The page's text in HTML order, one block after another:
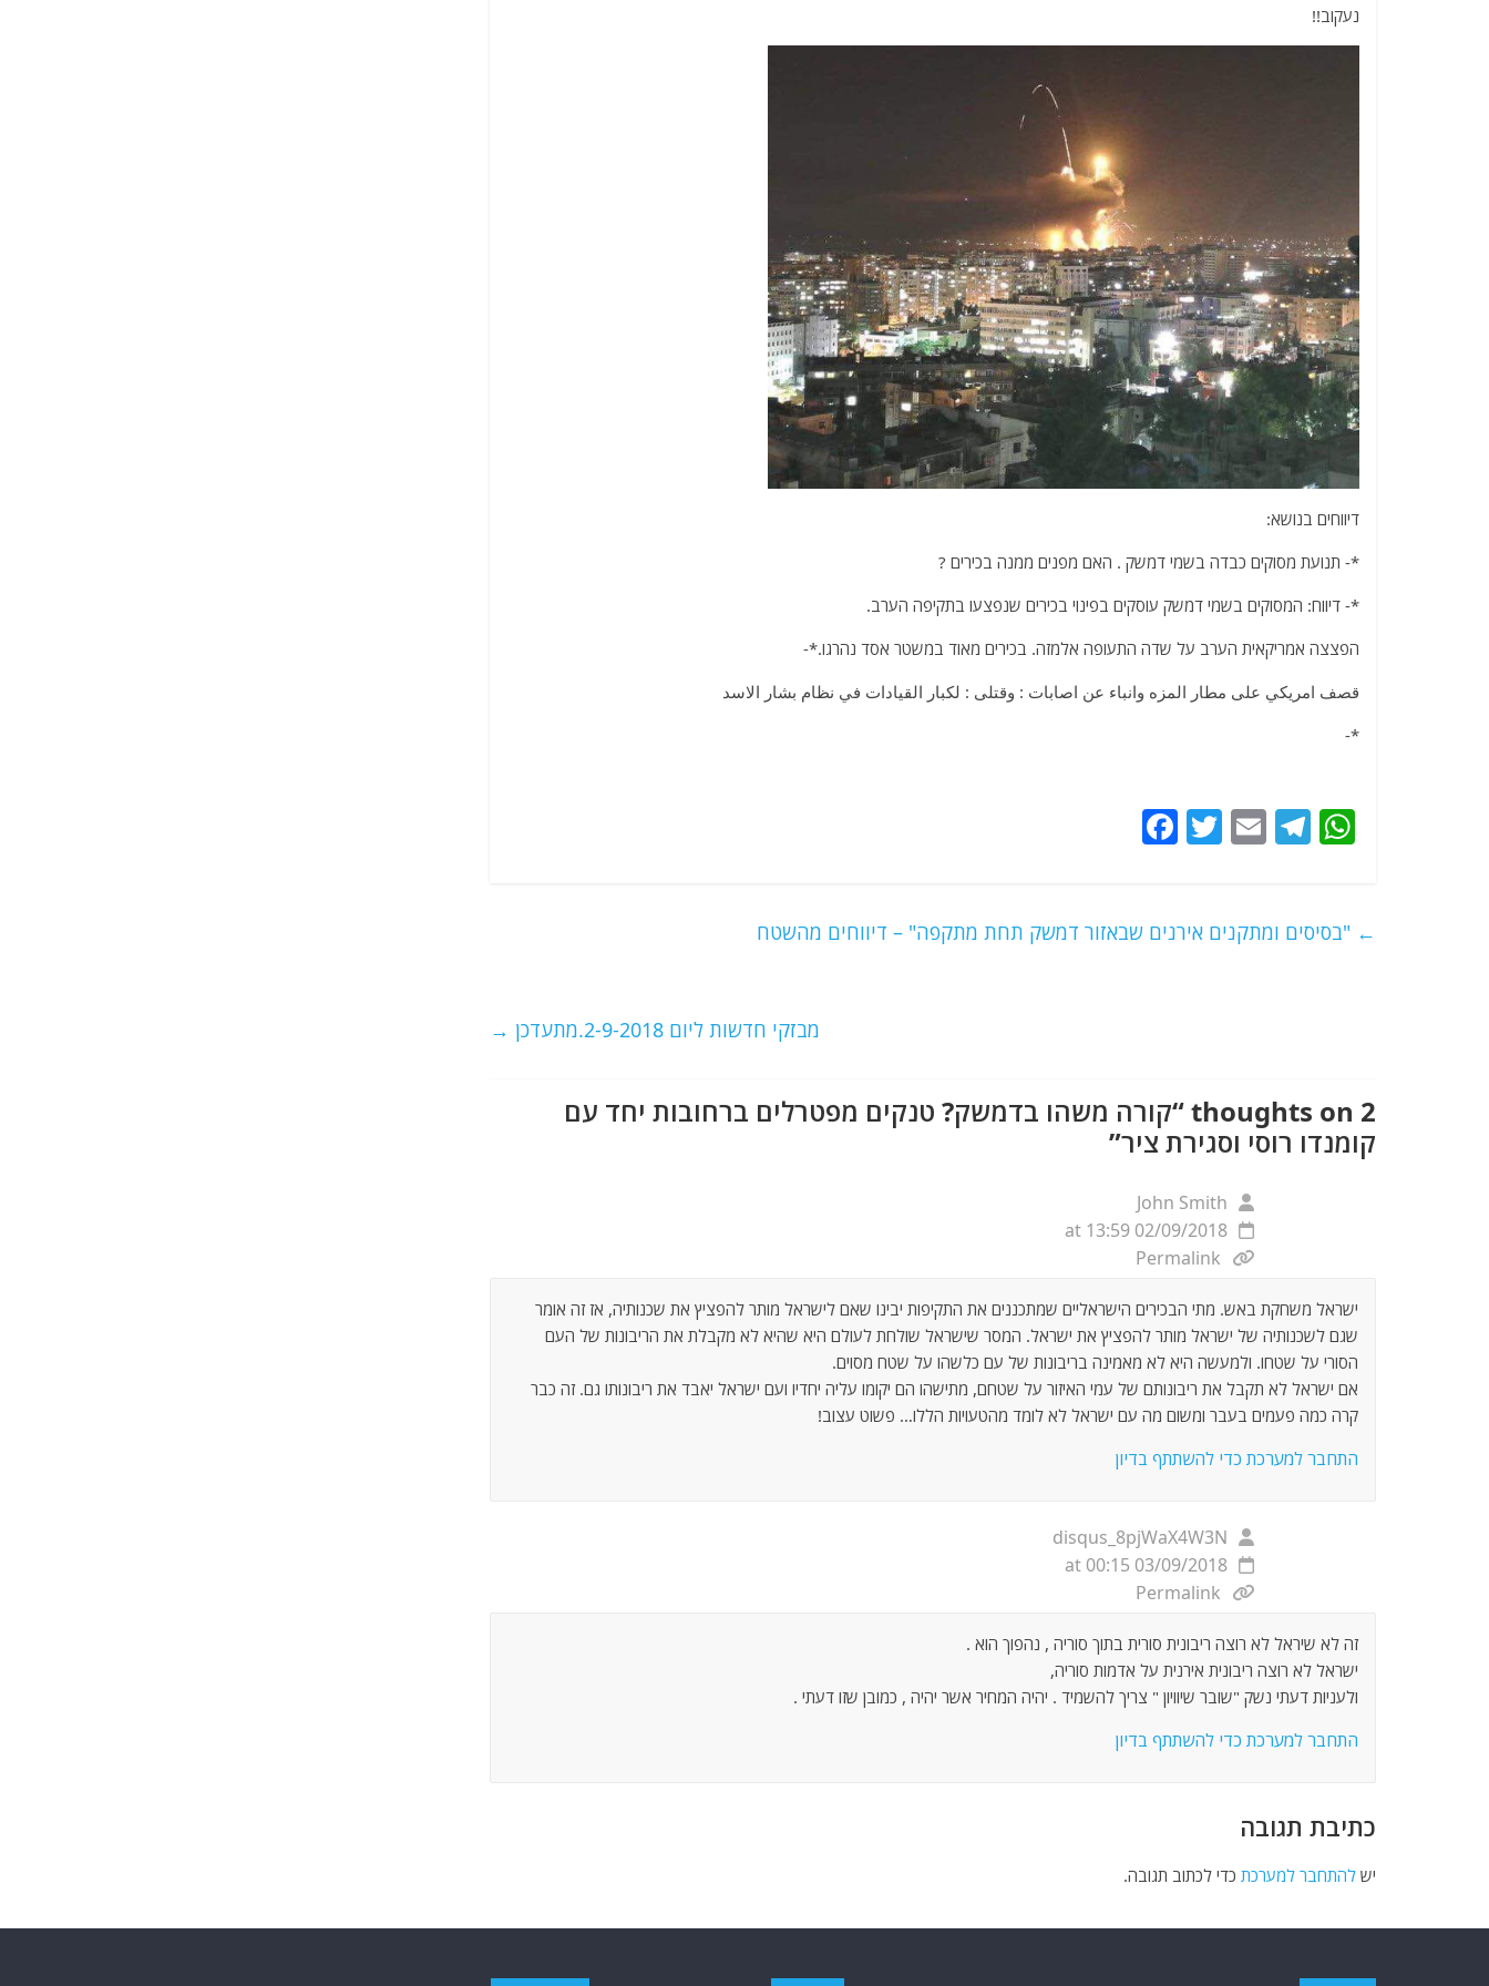
נעקוב!!
דיווחים בנושא:
*- תנועת מסוקים כבדה בשמי דמשק . האם מפנים ממנה בכירים ?
*- דיווח: המסוקים בשמי דמשק עוסקים בפינוי בכירים שנפצעו בתקיפה הערב.
הפצצה אמריקאית הערב על שדה התעופה אלמזה. בכירים מאוד במשטר אסד נהרגו.*-
قصف امريكي على مطار المزه وانباء عن اصابات : وقتلى : لكبار القيادات في نظام بشار الاسد
*-
W
s
T
g
E
l
T
er
e ← "בסיסים ומתקנים אירנים שבאזור דמשק תחת מתקפה" – דיווחים מהשטח
מבזקי חדשות ליום 2-9-2018.מתעדכן →
2 thoughts on “
קורה משהו בדמשק? טנקים מפטרלים ברחובות יחד עם
קומנדו רוסי וסגירת ציר”
John Smith
02/09/2018 at 13:59
Permalink
ישראל משחקת באש. מתי הבכירים הישראליים שמתכננים את התקיפות יבינו שאם לישראל מותר להפציץ את שכנותיה, אז זה אומר
שגם לשכנותיה של ישראל מותר להפציץ את ישראל. המסר שישראל שולחת לעולם היא שהיא לא מקבלת את הריבונות של העם
הסורי על שטחו. ולמעשה היא לא מאמינה בריבונות של עם כלשהו על שטח מסוים.
אם ישראל לא תקבל את ריבונותם של עמי האיזור על שטחם, מתישהו הם יקומו עליה יחדיו ועם ישראל יאבד את ריבונותו גם. זה כבר
קרה כמה פעמים בעבר ומשום מה עם ישראל לא לומד מהטעויות הללו… פשוט עצוב!
התחבר למערכת כדי להשתתף בדיון
disqus_8pjWaX4W3N
03/09/2018 at 00:15
Permalink
זה לא שיראל לא רוצה ריבונית סורית בתוך סוריה , נהפוך הוא .
ישראל לא רוצה ריבונית אירנית על אדמות סוריה,
ולעניות דעתי נשק "שובר שיוויון " צריך להשמיד . יהיה המחיר אשר יהיה , כמובן שזו דעתי .
התחבר למערכת כדי להשתתף בדיון
כתיבת תגובה
יש להתחבר למערכת כדי לכתוב תגובה.